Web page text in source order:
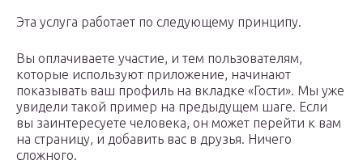
Эта услуга работает по следующему принципу.
Вы оплачиваете участие, и тем пользователям,
которые используют приложение, начинают
показывать ваш профиль на вкладке «Гости». Мы уже
увидели такой пример на предыдущем шаге. Если
вы заинтересуете человека, он может перейти к вам
на страницу, и добавить вас в друзья. Ничего
сложного.